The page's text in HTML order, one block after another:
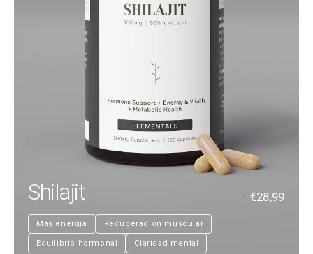
Shilajit €28,99
Más energía Recuperación muscular
Equilibrio hormonal Claridad mental